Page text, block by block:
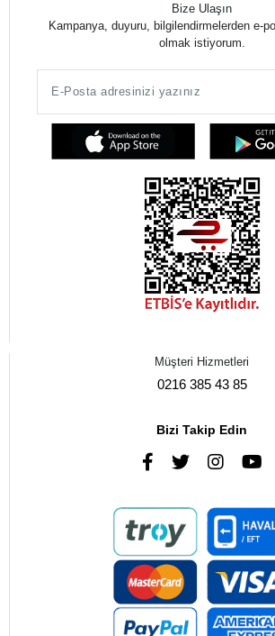
Bize Ulaşın
Kampanya, duyuru, bilgilendirmelerden e-
olmak istiyorum.
Müşteri Hizmetleri
0216 385 43 85
Bizi Takip Edin